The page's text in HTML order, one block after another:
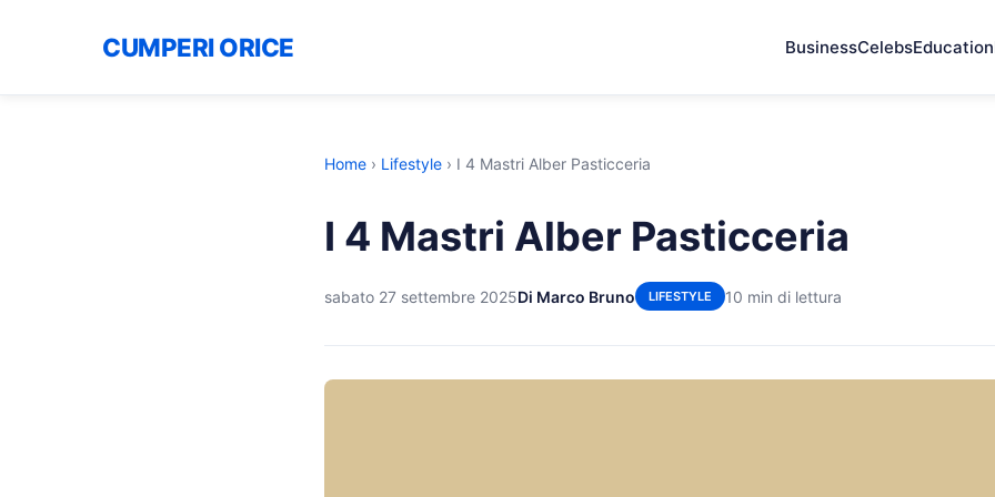
CUMPERI ORICE BusinessCelebsEducation
Home › Lifestyle › I 4 Mastri Alber Pasticceria
I 4 Mastri Alber Pasticceria
sabato 27 settembre 2025Di Marco Bruno LIFESTYLE 10 min di lettura